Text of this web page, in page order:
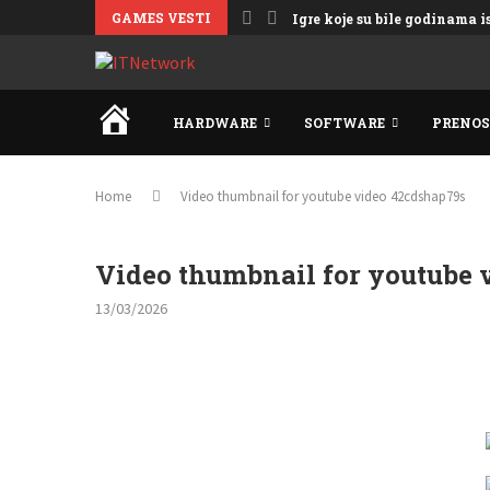
GAMES VESTI Igre koje su bile godinama
HOMEHARDWARE SOFTWARE
Home Video thumbnail for youtube video 42cdshap79s
Video thumbnail for youtube
13/03/2026